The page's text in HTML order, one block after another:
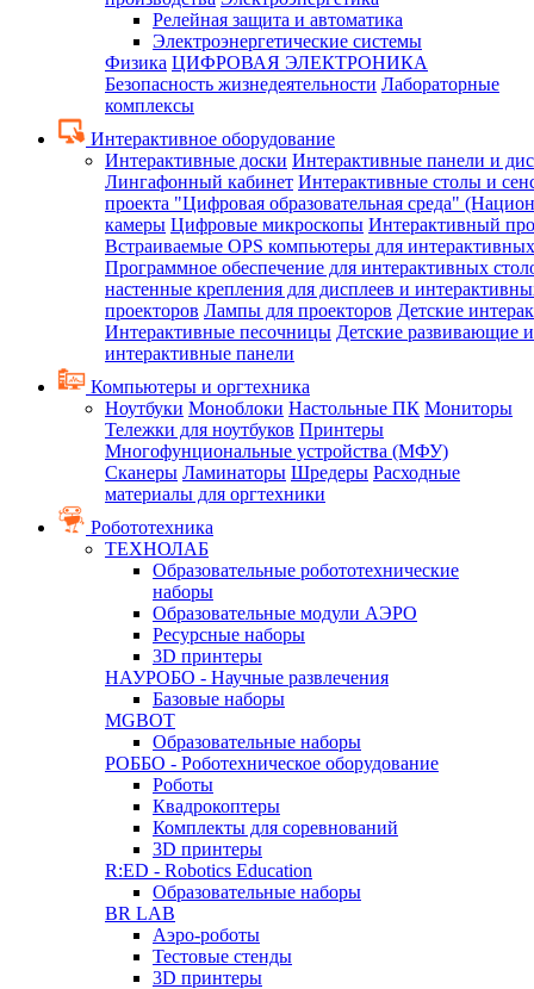
Релейная защита и автоматика
Электроэнергетические системы
Физика ЦИФРОВАЯ ЭЛЕКТРОНИКА
Безопасность жизнедеятельности Лабораторные
комплексы
Интерактивное оборудование
Интерактивные доски Интерактивные панели и
Лингафонный кабинет Интерактивные столы и
проекта "Цифровая образовательная среда"
камеры Цифровые микроскопы Интерактивный
Встраиваемые OPS компьютеры для
Программное обеспечение для интерактивных
настенные крепления для дисплеев и
проекторов Лампы для проекторов Детские
Интерактивные песочницы Детские развивающие
интерактивные панели
Компьютеры и оргтехника
Ноутбуки Моноблоки Настольные ПК Мониторы
Тележки для ноутбуков Принтеры
Многофунциональные устройства (МФУ)
Сканеры Ламинаторы Шредеры Расходные
материалы для оргтехники
Робототехника
ТЕХНОЛАБ
Образовательные робототехнические
наборы
Образовательные модули АЭРО
Ресурсные наборы
3D принтеры
НАУРОБО - Научные развлечения
Базовые наборы
MGBOT
Образовательные наборы
РОББО - Роботехническое оборудование
Роботы
Квадрокоптеры
Комплекты для соревнований
3D принтеры
R:ED - Robotics Education
Образовательные наборы
BR LAB
Аэро-роботы
Тестовые стенды
3D принтеры